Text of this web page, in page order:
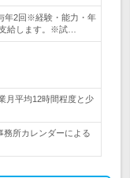
年2回※経験・能力・年
給します。※試…
月平均12時間程度と少
所カレンダーによる